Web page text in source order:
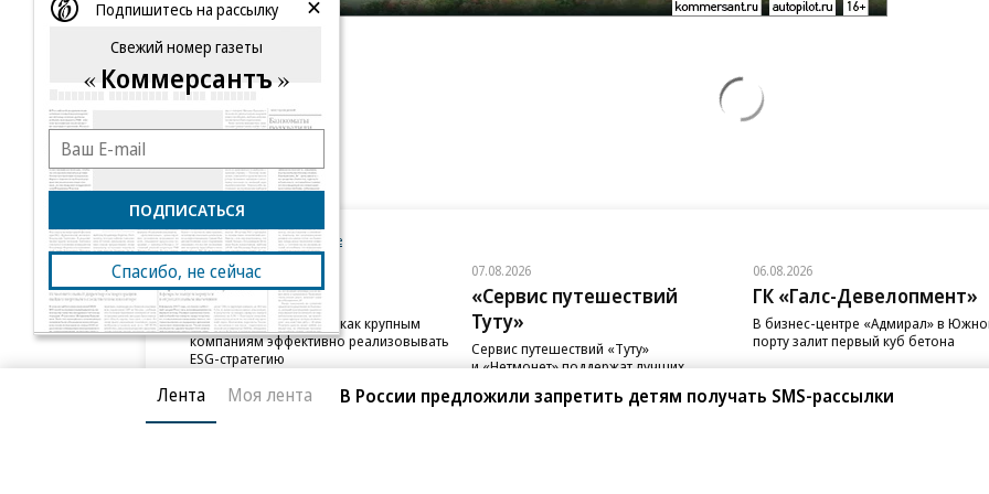
Новости компаний Все
07.08.2026
ПАО ДОМ.РФ
В ДОМ.РФ рассказали, как крупным
компаниям эффективно реализовывать
ESG-стратегию
07.08.2026
«Сервис путешествий
Туту»
Сервис путешествий «Туту»
и «Нетмонет» поддержат лучших
06.08.2026
ГК «Галс-Девелопмент»
В бизнес-центре «Адмирал» в
порту залит первый куб бетона
Лента Моя лента В России предложили запретить детям получать SMS-рассылки
Подпишитесь на рассылку
Свежий номер газеты
Коммерсантъ
ПОДПИСАТЬСЯ
Спасибо, не сейчас